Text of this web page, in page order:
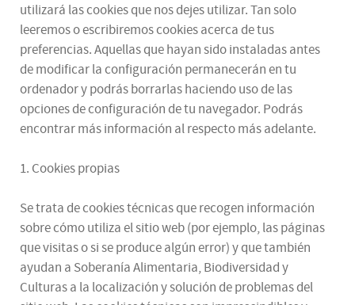
utilizará las cookies que nos dejes utilizar. Tan solo
leeremos o escribiremos cookies acerca de tus
preferencias. Aquellas que hayan sido instaladas antes
de modificar la configuración permanecerán en tu
ordenador y podrás borrarlas haciendo uso de las
opciones de configuración de tu navegador. Podrás
encontrar más información al respecto más adelante.
1. Cookies propias
Se trata de cookies técnicas que recogen información
sobre cómo utiliza el sitio web (por ejemplo, las páginas
que visitas o si se produce algún error) y que también
ayudan a Soberanía Alimentaria, Biodiversidad y
Culturas a la localización y solución de problemas del